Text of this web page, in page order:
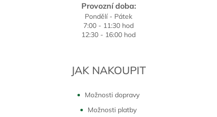
Provozní doba:
Pondělí - Pátek
7:00 - 11:30 hod
12:30 - 16:00 hod
JAK NAKOUPIT
Možnosti dopravy
Možnosti platby